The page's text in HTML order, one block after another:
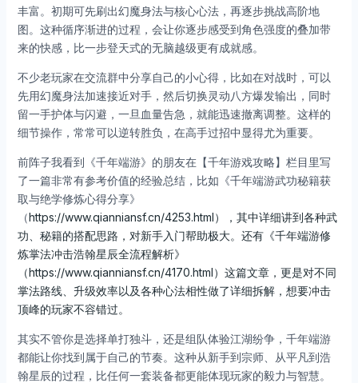
丰富。初期可先刷出幻魔身法与核心心法，再逐步挑战高阶地
图。这种循序渐进的过程，会让你逐步感受到角色强度的叠加带
来的快感，比一步登天式的无脑越级更有成就感。
不少老玩家在交流群中分享自己的小心得，比如在对战时，可以
先用幻魔身法加速接近对手，然后切换灵动八方爆发输出，同时
留一手护体与闪避，一旦血量告急，就能迅速撤离调整。这样的
细节操作，常常可以逆转胜负，在高手过招中显得尤为重要。
前阵子我看到《千年端游》的朋友在【千年游戏攻略】栏目里写
了一篇非常有参考价值的经验总结，比如《千年端游武功秘籍获
取与绝学修炼心得分享》
（https://www.qianniansf.cn/4253.html），其中详细讲到各种武
功、秘籍的搭配思路，对新手入门帮助极大。还有《千年端游修
炼掌法冲击浩翰星辰全流程解析》
（https://www.qianniansf.cn/4170.html）这篇文章，更是对不同
掌法路线、升级效率以及各种心法相性做了详细拆解，想要冲击
顶峰的玩家不容错过。
其实不管你是选择单打独斗，还是组队体验江湖纷争，千年端游
都能让你找到属于自己的节奏。这种从新手到宗师、从平凡到浩
翰星辰的过程，比任何一套装备都更能体现玩家的毅力与智慧。